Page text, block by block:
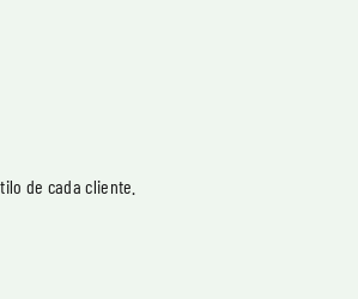
de cada cliente.